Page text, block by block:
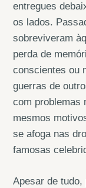
entregues
os lados.
sobreviveram
perda de
conscientes ou
guerras de
com problemas
mesmos
se afoga nas
famosas
Apesar de